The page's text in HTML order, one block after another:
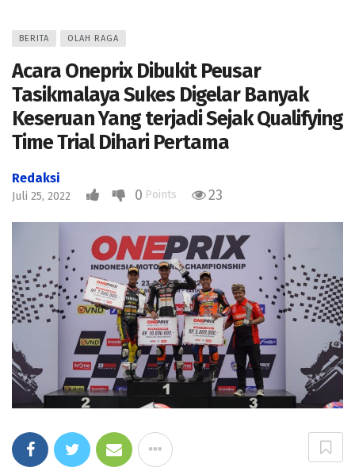
BERITA OLAH RAGA
Acara Oneprix Dibukit Peusar
Tasikmalaya Sukes Digelar Banyak
Keseruan Yang terjadi Sejak Qualifying
Time Trial Dihari Pertama
Redaksi
Juli 25, 2022 0 Points 23